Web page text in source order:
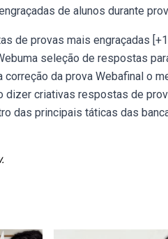
de alunos durante
de provas mais engraçadas
seleção de respostas
da prova Webafinal o
dizer criativas respostas de
das principais táticas das